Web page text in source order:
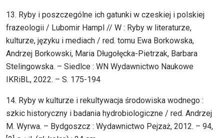
13. Ryby i poszczególne ich gatunki w czeskiej i polskiej
frazeologii / Lubomir Hampl // W : Ryby w literaturze,
kulturze, języku i mediach / red. tomu Ewa Borkowska,
Andrzej Borkowski, Maria Długołęcka-Pietrzak, Barbara
Stelingowska. – Siedlce : WN Wydawnictwo Naukowe
IKRiBL, 2022. – S. 175-194
14. Ryby w kulturze i rekultywacja środowiska wodnego :
szkic historyczny i badania hydrobiologiczne / red. Andrzej
M. Wyrwa. – Bydgoszcz : Wydawnictwo Pejzaż, 2012. – 94,